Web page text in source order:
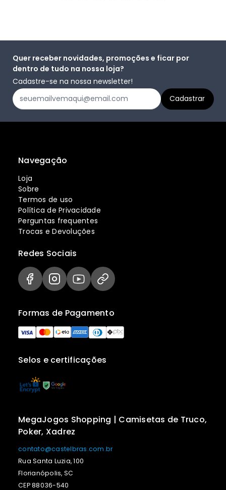
Quer receber novidades, promoções e ficar por
dentro de tudo na nossa loja?
Cadastre-se na nossa newsletter!
Navegação
Loja
Sobre
Termos de uso
Política de Privacidade
Perguntas frequentes
Trocas e Devoluções
Selos e certificações
Formas de Pagamento
Redes Sociais
MegaJogos Shopping | Camisetas de Truco,
Poker, Xadrez
contato@castelbras.com.br
Rua Santa Luzia, 100
Florianópolis, SC
CEP 88036-540